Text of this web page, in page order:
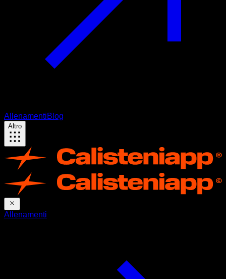
AllenamentiBlog
Altro
Allenamenti